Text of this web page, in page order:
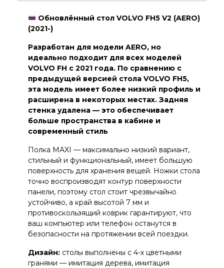
Обновлённый стол VOLVO FH5 V2 (AERO)
(2021-)
Разработан для модели AERO, но
идеально подходит для всех моделей
VOLVO FH с 2021 года. По сравнению с
предыдущей версией стола VOLVO FH5,
эта модель имеет более низкий профиль и
расширена в некоторых местах. Задняя
стенка удалена — это обеспечивает
больше пространства в кабине и
современный стиль
Полка MAXI — максимально низкий вариант,
стильный и функциональный, имеет большую
поверхность для хранения вещей. Ножки стола
точно воспроизводят контур поверхности
панели, поэтому стол стоит чрезвычайно
устойчиво, а край высотой 7 мм и
противоскользящий коврик гарантируют, что
ваш компьютер или телефон останутся в
безопасности на протяжении всей поездки.
Дизайн: столы выполнены с 4-х цветными
гранями — имитация дерева, имитация